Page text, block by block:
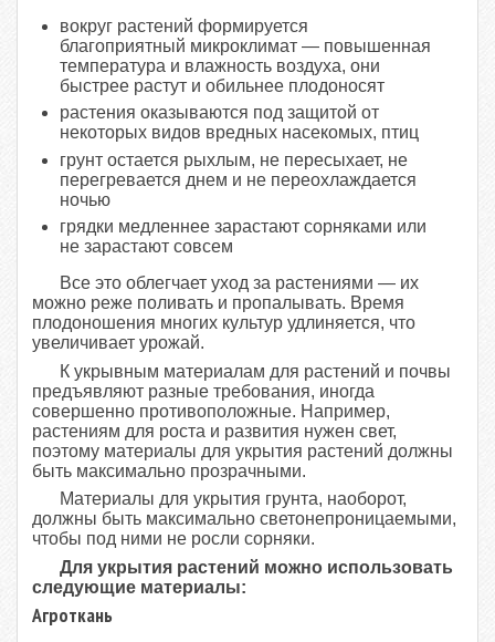
вокруг растений формируется
благоприятный микроклимат — повышенная
температура и влажность воздуха, они
быстрее растут и обильнее плодоносят
растения оказываются под защитой от
некоторых видов вредных насекомых, птиц
грунт остается рыхлым, не пересыхает, не
перегревается днем и не переохлаждается
ночью
грядки медленнее зарастают сорняками или
не зарастают совсем
Все это облегчает уход за растениями — их
можно реже поливать и пропалывать. Время
плодоношения многих культур удлиняется, что
увеличивает урожай.
К укрывным материалам для растений и почвы
предъявляют разные требования, иногда
совершенно противоположные. Например,
растениям для роста и развития нужен свет,
поэтому материалы для укрытия растений должны
быть максимально прозрачными.
Материалы для укрытия грунта, наоборот,
должны быть максимально светонепроницаемыми,
чтобы под ними не росли сорняки.
Для укрытия растений можно использовать
следующие материалы:
Агроткань